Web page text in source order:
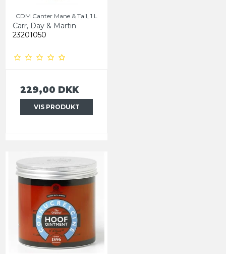
CDM Canter Mane & Tail, 1 L
Carr, Day & Martin
23201050
229,00 DKK
VIS PRODUKT